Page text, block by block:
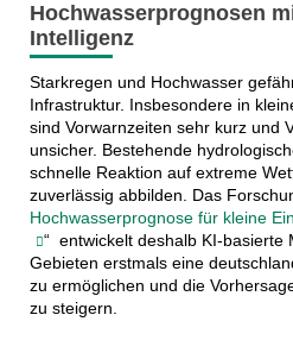
Hochwasserprognosen
Intelligenz
Starkregen und Hochwasser
Infrastruktur. Insbesondere in
sind Vorwarnzeiten sehr kurz und
unsicher. Bestehende
schnelle Reaktion auf extreme
zuverlässig abbilden. Das
Hochwasserprognose für kleine
“ entwickelt deshalb KI-basierte
Gebieten erstmals eine
zu ermöglichen und die
zu steigern.